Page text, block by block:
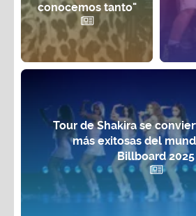
conocemos tanto"
Tour de Shakira se
más exitosas del
Billboard 2025